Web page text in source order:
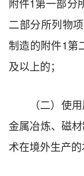
二部分所列物
制造的附件1第
及以上的；
（二）使
金属冶炼、磁
术在境外生产的